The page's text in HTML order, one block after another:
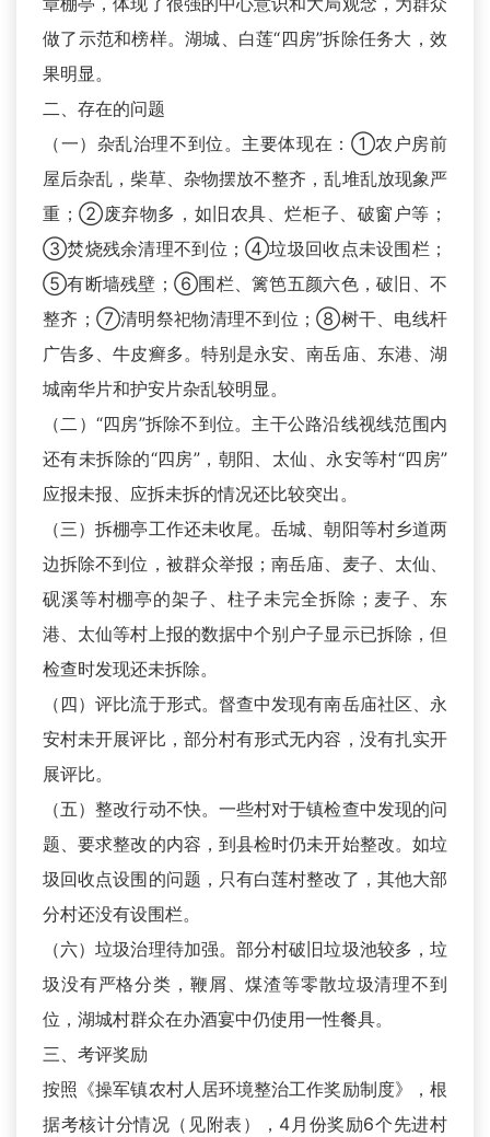
做了示范和榜样。湖城、白莲“四房”拆除任务大，效
果明显。
二、存在的问题
（一）杂乱治理不到位。主要体现在：①农户房前
屋后杂乱，柴草、杂物摆放不整齐，乱堆乱放现象严
重；②废弃物多，如旧农具、烂柜子、破窗户等；
③焚烧残余清理不到位；④垃圾回收点未设围栏；
⑤有断墙残壁；⑥围栏、篱笆五颜六色，破旧、不
整齐；⑦清明祭祀物清理不到位；⑧树干、电线杆
广告多、牛皮癣多。特别是永安、南岳庙、东港、湖
城南华片和护安片杂乱较明显。
（二）“四房”拆除不到位。主干公路沿线视线范围内
还有未拆除的“四房”，朝阳、太仙、永安等村“四房”
应报未报、应拆未拆的情况还比较突出。
（三）拆棚亭工作还未收尾。岳城、朝阳等村乡道两
边拆除不到位，被群众举报；南岳庙、麦子、太仙、
砚溪等村棚亭的架子、柱子未完全拆除；麦子、东
港、太仙等村上报的数据中个别户子显示已拆除，但
检查时发现还未拆除。
（四）评比流于形式。督查中发现有南岳庙社区、永
安村未开展评比，部分村有形式无内容，没有扎实开
展评比。
（五）整改行动不快。一些村对于镇检查中发现的问
题、要求整改的内容，到县检时仍未开始整改。如垃
圾回收点设围的问题，只有白莲村整改了，其他大部
分村还没有设围栏。
（六）垃圾治理待加强。部分村破旧垃圾池较多，垃
圾没有严格分类，鞭屑、煤渣等零散垃圾清理不到
位，湖城村群众在办酒宴中仍使用一性餐具。
三、考评奖励
按照《操军镇农村人居环境整治工作奖励制度》，根
据考核计分情况（见附表），4月份奖励6个先进村